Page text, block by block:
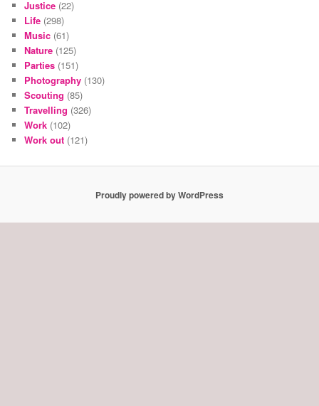
Justice (22)
Life (298)
Music (61)
Nature (125)
Parties (151)
Photography (130)
Scouting (85)
Travelling (326)
Work (102)
Work out (121)
Proudly powered by WordPress